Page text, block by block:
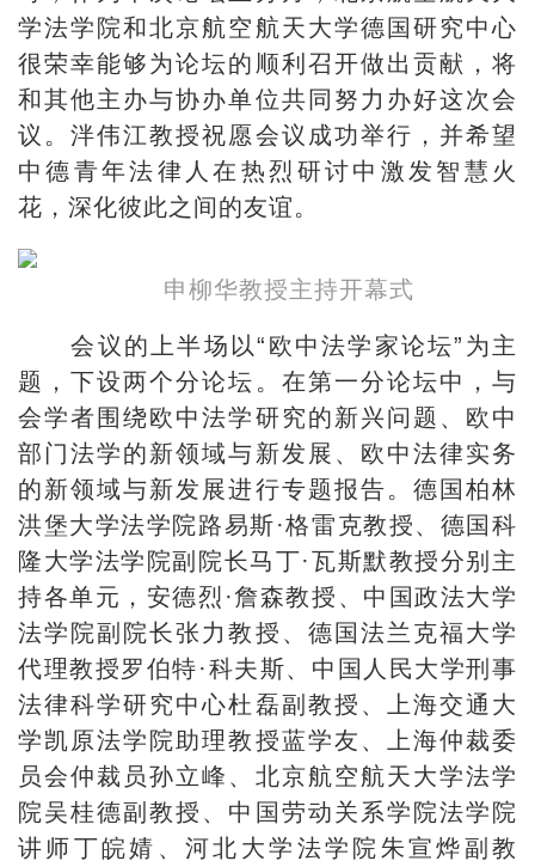
学法学院和北京航空航天大学德国研究中心
很荣幸能够为论坛的顺利召开做出贡献，将
和其他主办与协办单位共同努力办好这次会
议。泮伟江教授祝愿会议成功举行，并希望
中德青年法律人在热烈研讨中激发智慧火
花，深化彼此之间的友谊。
申柳华教授主持开幕式
会议的上半场以“欧中法学家论坛”为主
题，下设两个分论坛。在第一分论坛中，与
会学者围绕欧中法学研究的新兴问题、欧中
部门法学的新领域与新发展、欧中法律实务
的新领域与新发展进行专题报告。德国柏林
洪堡大学法学院路易斯·格雷克教授、德国科
隆大学法学院副院长马丁·瓦斯默教授分别主
持各单元，安德烈·詹森教授、中国政法大学
法学院副院长张力教授、德国法兰克福大学
代理教授罗伯特·科夫斯、中国人民大学刑事
法律科学研究中心杜磊副教授、上海交通大
学凯原法学院助理教授蓝学友、上海仲裁委
员会仲裁员孙立峰、北京航空航天大学法学
院吴桂德副教授、中国劳动关系学院法学院
讲师丁皖婧、河北大学法学院朱宣烨副教